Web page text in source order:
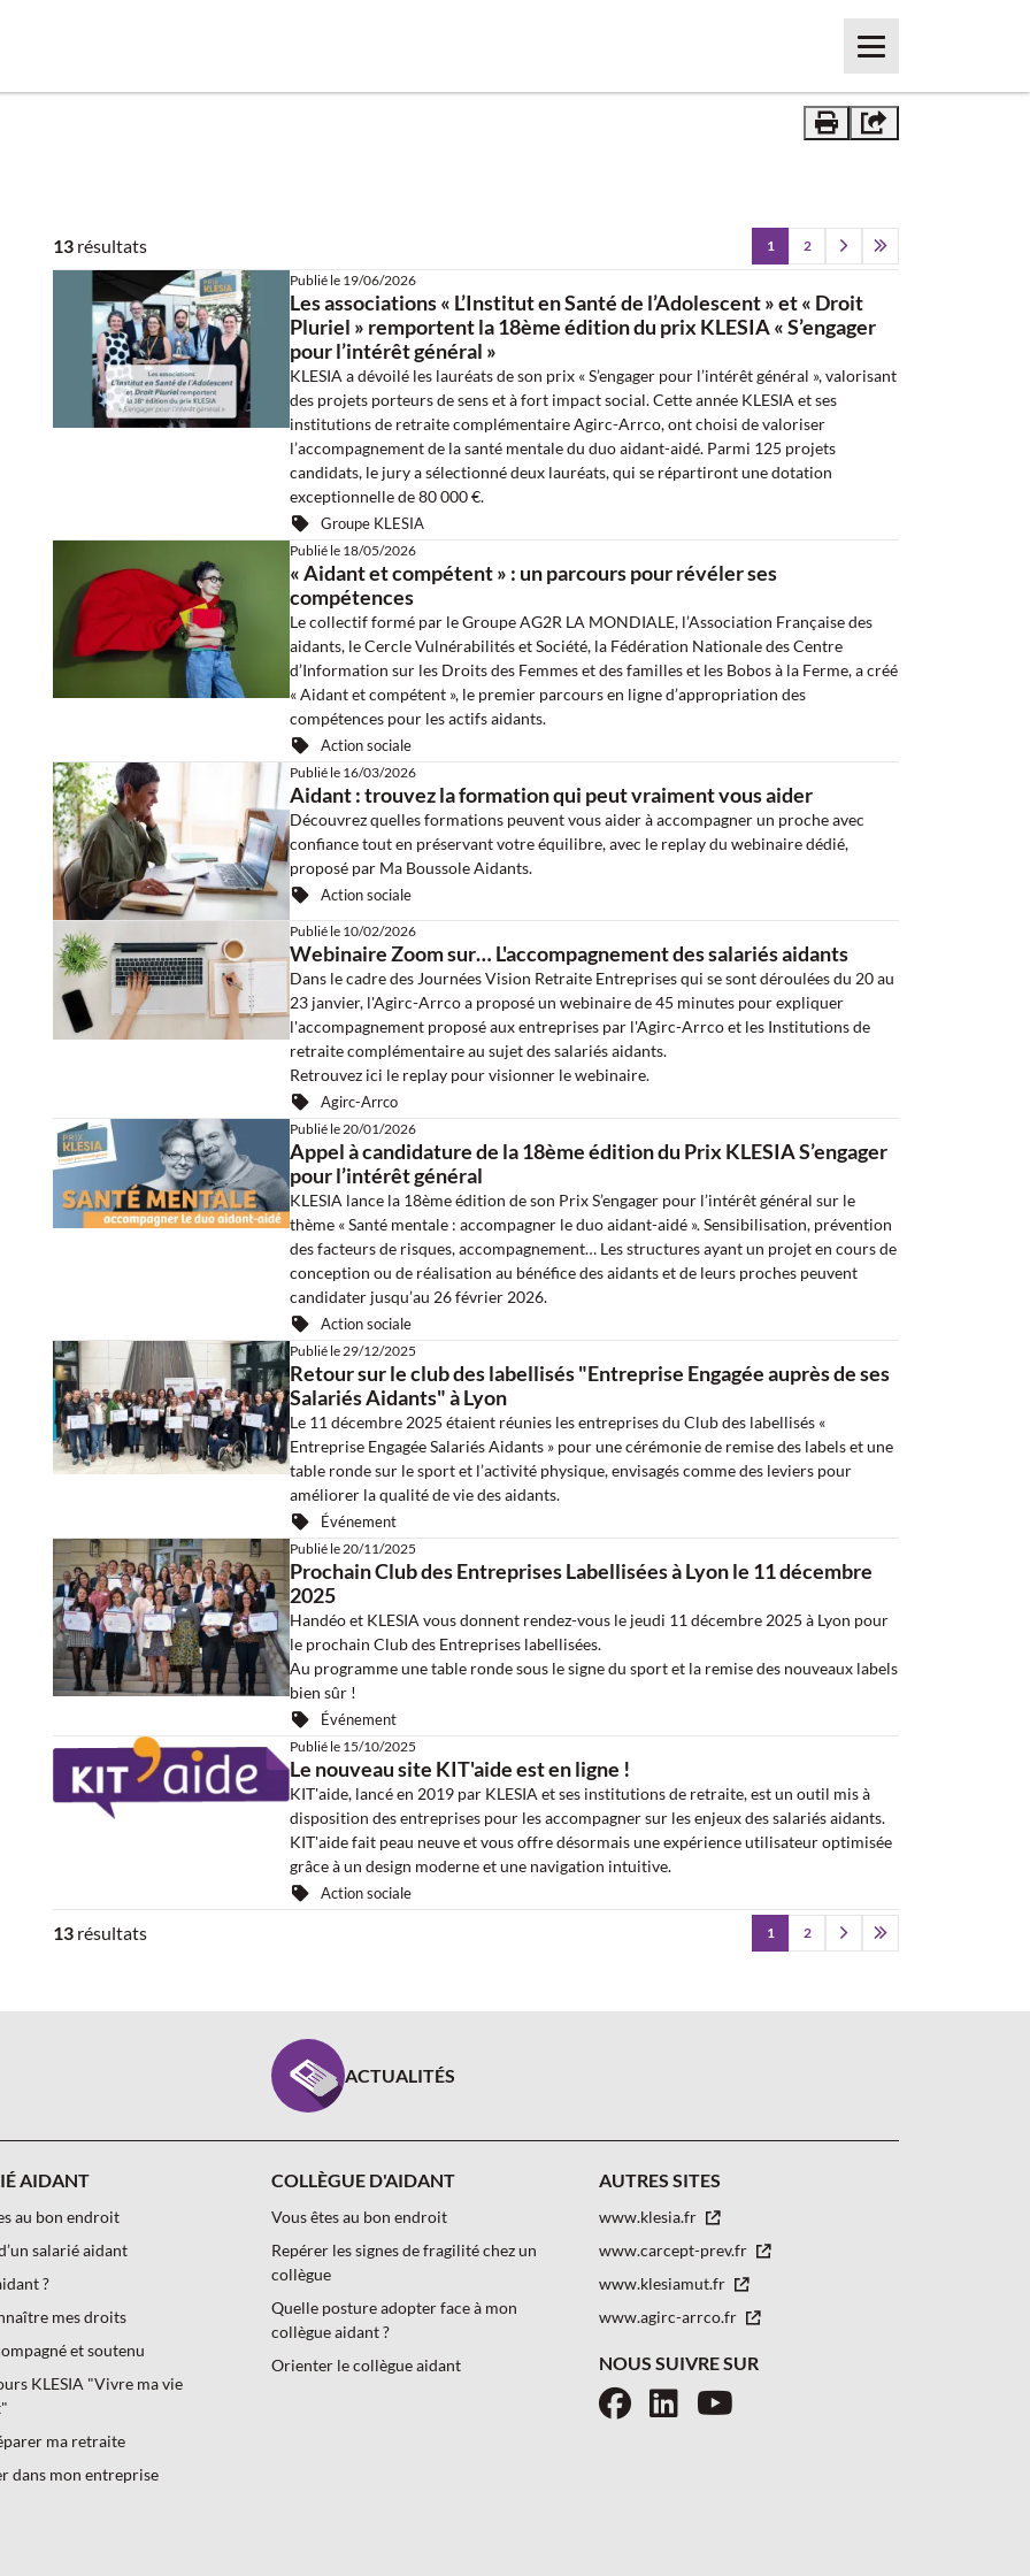
Menu
13 résultats Pagination
Page courante
1 Page
2 Aller à la page suivante
Aller à la dernière page
Les associations « L’Institut en Santé de l’Adolescent » et « Droit
Pluriel » remportent la 18ème édition du prix KLESIA « S’engager
pour l’intérêt général »
Publié le 19/06/2026
KLESIA a dévoilé les lauréats de son prix « S’engager pour l’intérêt général », valorisant
des projets porteurs de sens et à fort impact social. Cette année KLESIA et ses
institutions de retraite complémentaire Agirc-Arrco, ont choisi de valoriser
l’accompagnement de la santé mentale du duo aidant-aidé. Parmi 125 projets
candidats, le jury a sélectionné deux lauréats, qui se répartiront une dotation
exceptionnelle de 80 000 €.
Groupe KLESIA
« Aidant et compétent » : un parcours pour révéler ses
compétences
Publié le 18/05/2026
Le collectif formé par le Groupe AG2R LA MONDIALE, l’Association Française des
aidants, le Cercle Vulnérabilités et Société, la Fédération Nationale des Centre
d’Information sur les Droits des Femmes et des familles et les Bobos à la Ferme, a créé
« Aidant et compétent », le premier parcours en ligne d’appropriation des
compétences pour les actifs aidants.
Action sociale
Aidant : trouvez la formation qui peut vraiment vous aider
Publié le 16/03/2026
Découvrez quelles formations peuvent vous aider à accompagner un proche avec
confiance tout en préservant votre équilibre, avec le replay du webinaire dédié,
proposé par Ma Boussole Aidants.
Action sociale
Webinaire Zoom sur… L'accompagnement des salariés aidants
Publié le 10/02/2026
Dans le cadre des Journées Vision Retraite Entreprises qui se sont déroulées du 20 au
23 janvier, l'Agirc-Arrco a proposé un webinaire de 45 minutes pour expliquer
l'accompagnement proposé aux entreprises par l'Agirc-Arrco et les Institutions de
retraite complémentaire au sujet des salariés aidants.
Retrouvez ici le replay pour visionner le webinaire.
Agirc-Arrco
Appel à candidature de la 18ème édition du Prix KLESIA S’engager
pour l’intérêt général
Publié le 20/01/2026
KLESIA lance la 18ème édition de son Prix S’engager pour l’intérêt général sur le
thème « Santé mentale : accompagner le duo aidant-aidé ». Sensibilisation, prévention
des facteurs de risques, accompagnement… Les structures ayant un projet en cours de
conception ou de réalisation au bénéfice des aidants et de leurs proches peuvent
candidater jusqu’au 26 février 2026.
Action sociale
Retour sur le club des labellisés "Entreprise Engagée auprès de ses
Salariés Aidants" à Lyon
Publié le 29/12/2025
Le 11 décembre 2025 étaient réunies les entreprises du Club des labellisés «
Entreprise Engagée Salariés Aidants » pour une cérémonie de remise des labels et une
table ronde sur le sport et l’activité physique, envisagés comme des leviers pour
améliorer la qualité de vie des aidants.
Événement
Prochain Club des Entreprises Labellisées à Lyon le 11 décembre
2025
Publié le 20/11/2025
Handéo et KLESIA vous donnent rendez-vous le jeudi 11 décembre 2025 à Lyon pour
le prochain Club des Entreprises labellisées.
Au programme une table ronde sous le signe du sport et la remise des nouveaux labels
bien sûr !
Événement
Le nouveau site KIT'aide est en ligne !
Publié le 15/10/2025
KIT'aide, lancé en 2019 par KLESIA et ses institutions de retraite, est un outil mis à
disposition des entreprises pour les accompagner sur les enjeux des salariés aidants.
KIT'aide fait peau neuve et vous offre désormais une expérience utilisateur optimisée
grâce à un design moderne et une navigation intuitive.
Action sociale
13 résultats Pagination
Page courante
1 Page
2 Aller à la page suivante
Aller à la dernière page
ACTUALITÉS
AIDANT
au bon endroit
salarié aidant
?
mes droits
et soutenu
KLESIA "Vivre ma vie
ma retraite
dans mon entreprise
COLLÈGUE D'AIDANT
Vous êtes au bon endroit
Repérer les signes de fragilité chez un
collègue
Quelle posture adopter face à mon
collègue aidant ?
Orienter le collègue aidant
AUTRES SITES
www.klesia.fr
www.carcept-prev.fr
www.klesiamut.fr
www.agirc-arrco.fr
NOUS SUIVRE SUR
FacebookLinkedIn